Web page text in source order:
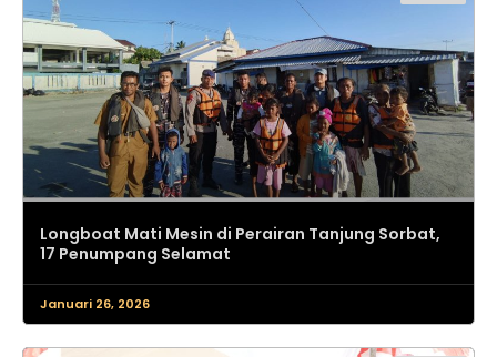
Longboat Mati Mesin di Perairan Tanjung Sorbat,
17 Penumpang Selamat
Januari 26, 2026